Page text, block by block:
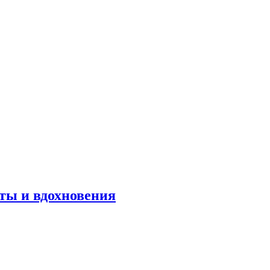
и вдохновения